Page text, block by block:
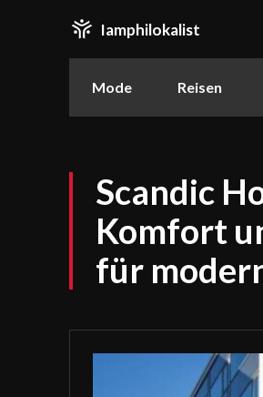
Iamphilokalist
Mode Reisen
Scandic
Komfort
für